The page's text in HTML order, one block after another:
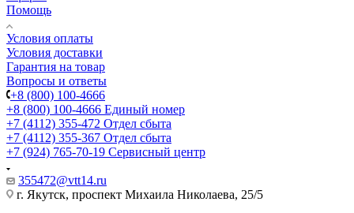
Помощь
Условия оплаты
Условия доставки
Гарантия на товар
Вопросы и ответы
+8 (800) 100-4666
+8 (800) 100-4666 Единый номер
+7 (4112) 355-472 Отдел сбыта
+7 (4112) 355-367 Отдел сбыта
+7 (924) 765-70-19 Сервисный центр
355472@vtt14.ru
г. Якутск, проспект Михаила Николаева, 25/5